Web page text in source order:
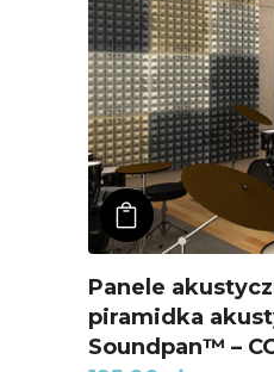
ADD TO
Panele
piramidka
Soundpan™ –